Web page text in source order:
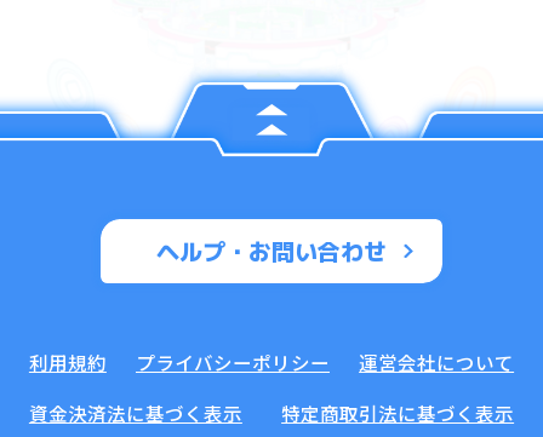
ヘルプ・お問い合わせ
利用規約 プライバシーポリシー
運営会社について
資金決済法に基づく表示
特定商取引法に基づく表示